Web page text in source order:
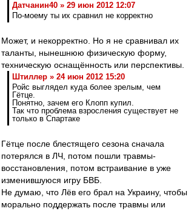
Датчанин40 » 29 июн 2012 12:07
По-моему ты их сравнил не корректно
Может, и некорректно. Но я не сравнивал их
таланты, нынешнюю физическую форму,
техническую оснащённость или перспективы.
Штиллер » 24 июн 2012 15:20
Ройс выглядел куда более зрелым, чем
Гётце.
Понятно, зачем его Клопп купил.
Так что проблема взросления существует не
только в Спартаке
Гётце после блестящего сезона сначала
потерялся в ЛЧ, потом пошли травмы-
восстановления, потом встраивание в уже
изменившуюся игру БВБ.
Не думаю, что Лёв его брал на Украину, чтобы
морально поддержать после травмы или